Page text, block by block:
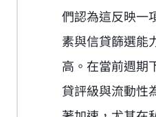
們認為這反映一
素與信貸篩選能
高。在當前週期
貸評級與流動性